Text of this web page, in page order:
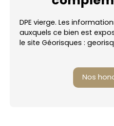
DPE vierge. Les
auxquels ce bien est
le site Géorisques :
Nos